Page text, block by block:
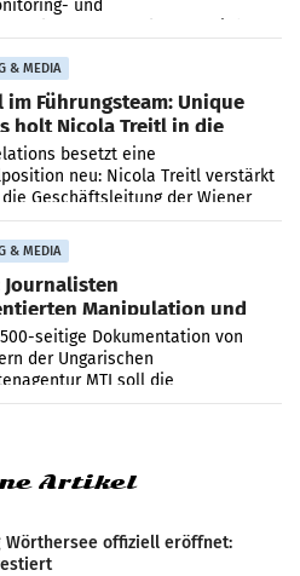
und
& MEDIA
im Führungsteam: Unique
holt Nicola Treitl in die
besetzt eine
neu: Nicola Treitl verstärkt
Geschäftsleitung der Wiener
an der Seite von Josef Kalina und
Mahr.
& MEDIA
Journalisten
Manipulation und
seitige Dokumentation von
der Ungarischen
MTI soll die
Nachrichten-Manipulation und
Artikel
Wörthersee offiziell eröffnet: